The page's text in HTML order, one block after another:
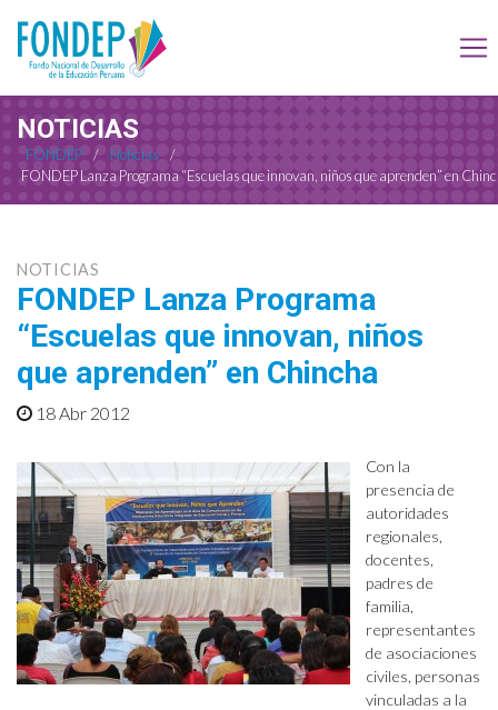
NOTICIAS
FONDEP / Noticias
/
FONDEP Lanza Programa “Escuelas que innovan, niños que aprenden” en
NOTICIAS
FONDEP Lanza Programa
“Escuelas que innovan, niños
que aprenden” en Chincha
18 Abr 2012
Con la
presencia de
autoridades
regionales,
docentes,
padres de
familia,
representantes
de asociaciones
civiles, personas
vinculadas a la